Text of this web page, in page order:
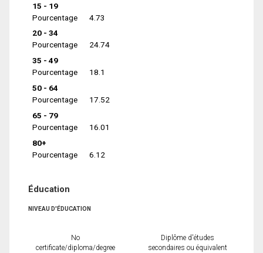
15 - 19
Pourcentage
4.73
20 - 34
Pourcentage
24.74
35 - 49
Pourcentage
18.1
50 - 64
Pourcentage
17.52
65 - 79
Pourcentage
16.01
80+
Pourcentage
6.12
Éducation
NIVEAU D'ÉDUCATION
No
certificate/diploma/degree
Diplôme d'études
secondaires ou équivalent